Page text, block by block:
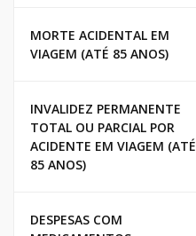
MORTE ACIDENTAL EM
VIAGEM (ATÉ 85 ANOS)
INVALIDEZ PERMANENTE
TOTAL OU PARCIAL POR
ACIDENTE EM VIAGEM (ATÉ
85 ANOS)
DESPESAS COM